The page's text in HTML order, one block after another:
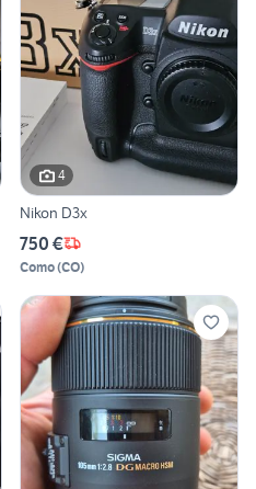
4
Nikon D3x
750 €
Como(CO)